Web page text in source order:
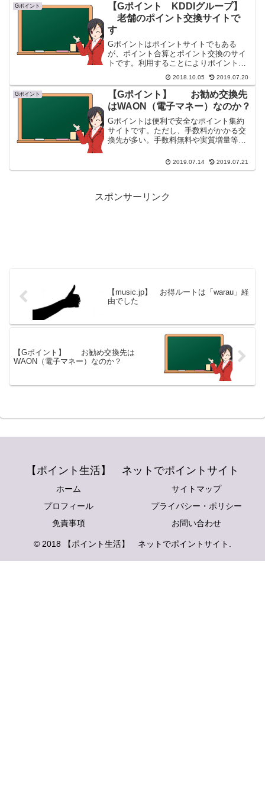
Gポイント
【Gポイント KDDIグループ】
老舗のポイント交換サイトで
す
Gポイントはポイントサイトでもある
が、ポイント合算とポイント交換のサイ
トです。利用することによりポイントを
無駄なくまた有利に交換、換金できま
す。クラブパナソニックやマクロミル利
用者、そして陸マイラーさんにもお勧め
できます。
2018.10.05 2019.07.20
Gポイント
【Gポイント】 お勧め交換先
はWAON（電子マネー）なのか？
Gポイントは便利で安全なポイント集約
サイトです。ただし、手数料がかかる交
換先が多い。手数料無料や実質増量等の
を検証してみた。 2019.07.14 2019.07.21
スポンサーリンク
【music.jp】 お得ルートは「warau」経
由でした
【Gポイント】 お勧め交換先は
WAON（電子マネー）なのか？
【ポイント生活】 ネットでポイントサイト
ホーム
サイトマップ
プロフィール
プライバシー・ポリシー
免責事項
お問い合わせ
© 2018 【ポイント生活】 ネットでポイントサイト.